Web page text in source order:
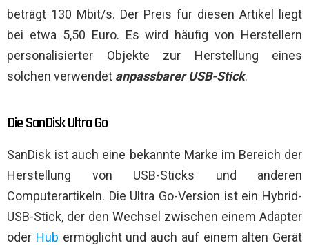
beträgt 130 Mbit/s. Der Preis für diesen Artikel liegt
bei etwa 5,50 Euro. Es wird häufig von Herstellern
personalisierter Objekte zur Herstellung eines
solchen verwendet anpassbarer USB-Stick.
Die SanDisk Ultra Go
SanDisk ist auch eine bekannte Marke im Bereich der
Herstellung von USB-Sticks und anderen
Computerartikeln. Die Ultra Go-Version ist ein Hybrid-
USB-Stick, der den Wechsel zwischen einem Adapter
oder Hub ermöglicht und auch auf einem alten Gerät